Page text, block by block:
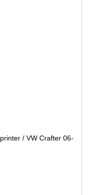
/ VW Crafter 06-